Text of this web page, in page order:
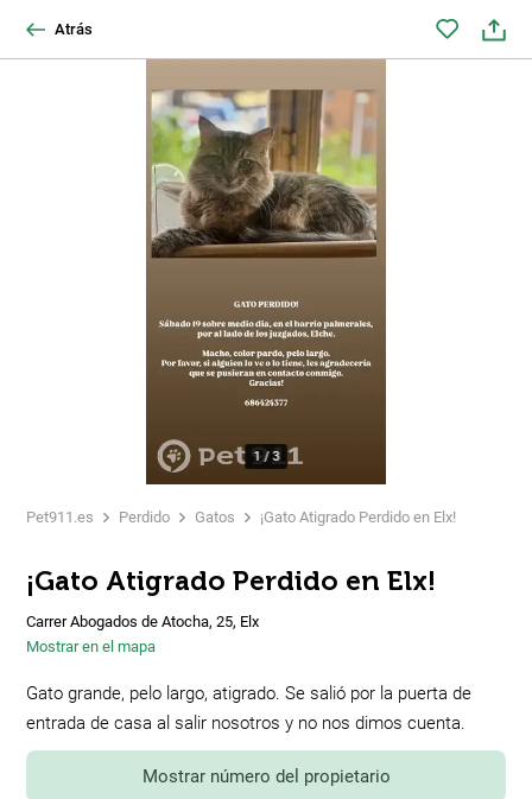
Atrás
1 /3
Pet911.es Perdido Gatos ¡Gato Atigrado Perdido en Elx!
¡Gato Atigrado Perdido en Elx!
Carrer Abogados de Atocha, 25, Elx
Mostrar en el mapa
Gato grande, pelo largo, atigrado. Se salió por la puerta de
entrada de casa al salir nosotros y no nos dimos cuenta.
Mostrar número del propietario